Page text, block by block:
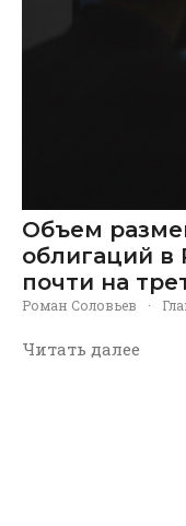
Объем
облигаций в
почти на
Роман Соловьев ·
Читать далее